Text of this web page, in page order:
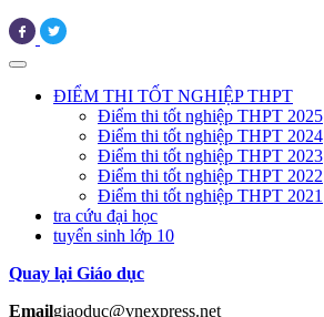
ĐIỂM THI TỐT NGHIỆP THPT
Điểm thi tốt nghiệp THPT 2025
Điểm thi tốt nghiệp THPT 2024
Điểm thi tốt nghiệp THPT 2023
Điểm thi tốt nghiệp THPT 2022
Điểm thi tốt nghiệp THPT 2021
tra cứu đại học
tuyển sinh lớp 10
Quay lại Giáo dục
Emailgiaoduc@vnexpress.net